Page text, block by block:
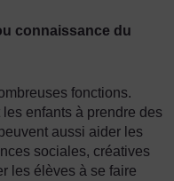
connaissance du
fonctions.
enfants à prendre des
aussi aider les
sociales, créatives
les élèves à se faire